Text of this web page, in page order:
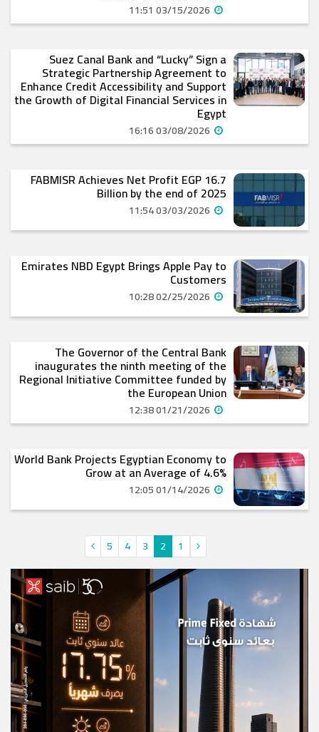
Suez Canal Bank and “Lucky” Sign a
Strategic Partnership Agreement to
Enhance Credit Accessibility and Support
the Growth of Digital Financial Services in
Egypt
FABMISR Achieves Net Profit EGP 16.7
Billion by the end of 2025
Emirates NBD Egypt Brings Apple Pay to
Customers
The Governor of the Central Bank
inaugurates the ninth meeting of the
Regional Initiative Committee funded by
the European Union
World Bank Projects Egyptian Economy to
Grow at an Average of 4.6%
1
2
3
4
5